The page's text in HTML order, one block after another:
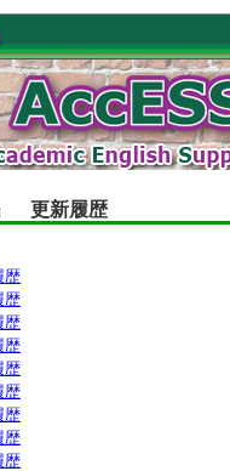
更新履歴
歴
歴
歴
歴
歴
歴
歴
歴
歴